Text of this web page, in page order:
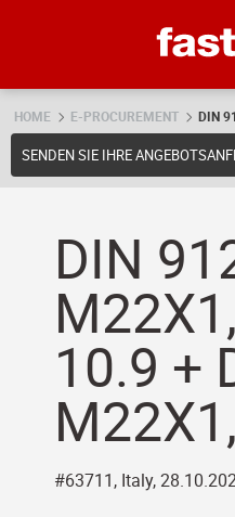
HOME E-PROCUREMENT DIN
SENDEN SIE IHRE
DIN
10.9 +
#63711, Italy,